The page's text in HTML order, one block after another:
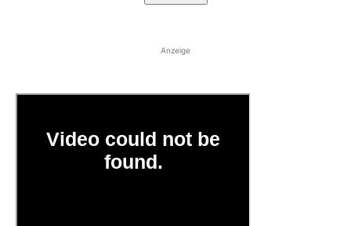
Anzeige